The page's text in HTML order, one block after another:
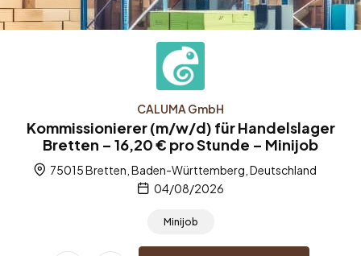
CALUMA GmbH
Kommissionierer (m/w/d) für Handelslager
Bretten – 16,20 € pro Stunde – Minijob
75015 Bretten, Baden-Württemberg, Deutschland
04/08/2026
Minijob